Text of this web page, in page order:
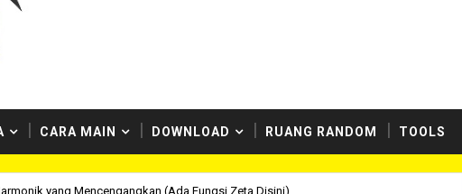
CARA MAIN DOWNLOAD RUANG RANDOM TOOLS
yang Mencengangkan (Ada Fungsi Zeta Disini)